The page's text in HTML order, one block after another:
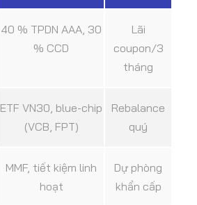
40 % TPDN AAA, 30
% CCD
Lãi
coupon/3
tháng
ETF VN30, blue-chip
(VCB, FPT)
Rebalance
quý
MMF, tiết kiệm linh
hoạt
Dự phòng
khẩn cấp